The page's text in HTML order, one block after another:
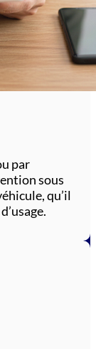
par
sous
qu’il